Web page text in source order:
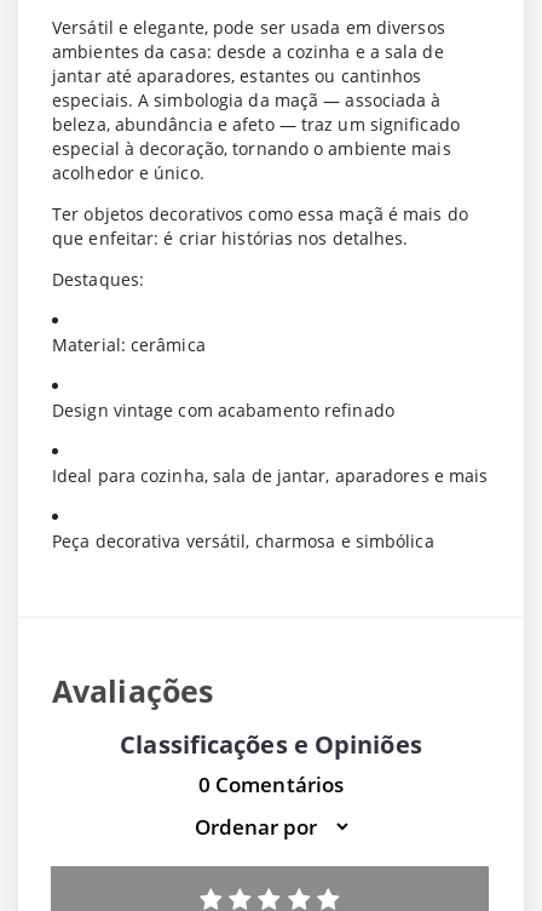
Versátil e elegante, pode ser usada em diversos
ambientes da casa: desde a cozinha e a sala de
jantar até aparadores, estantes ou cantinhos
especiais. A simbologia da maçã — associada à
beleza, abundância e afeto — traz um significado
especial à decoração, tornando o ambiente mais
acolhedor e único.
Ter objetos decorativos como essa maçã é mais do
que enfeitar: é criar histórias nos detalhes.
Destaques:
Material: cerâmica
Design vintage com acabamento refinado
Ideal para cozinha, sala de jantar, aparadores e mais
Peça decorativa versátil, charmosa e simbólica
Avaliações
Classificações e Opiniões
0 Comentários